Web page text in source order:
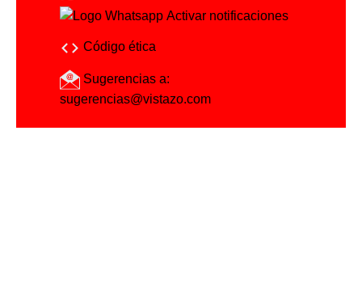
Activar notificaciones
Código ética
Sugerencias a:
sugerencias@vistazo.com